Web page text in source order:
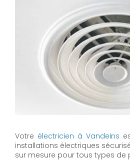
Votre électricien à Vandeins
installations électriques
sur mesure pour tous types de